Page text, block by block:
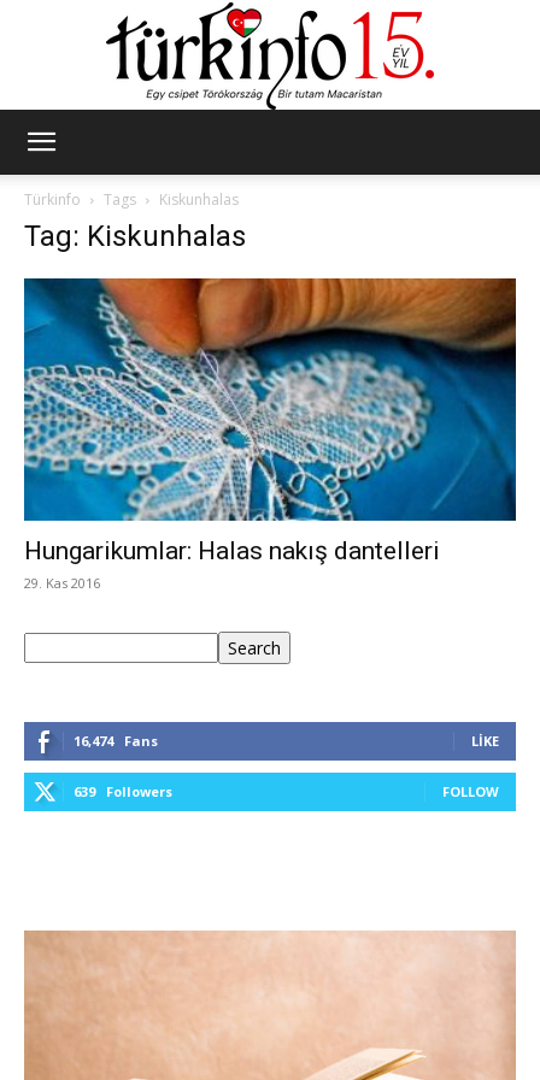
Türkinfo
Tags Kiskunhalas
Tag: Kiskunhalas
Hungarikumlar: Halas nakış dantelleri
29. Kas 2016
Search
16,474 Fans LIKE
639 Followers FOLLOW